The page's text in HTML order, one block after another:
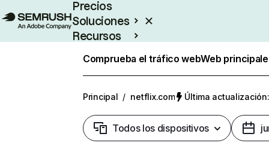
Precios
Soluciones
Recursos
Comprueba el tráfico webWeb
Principal / netflix.com Última
Todos los dispositivos